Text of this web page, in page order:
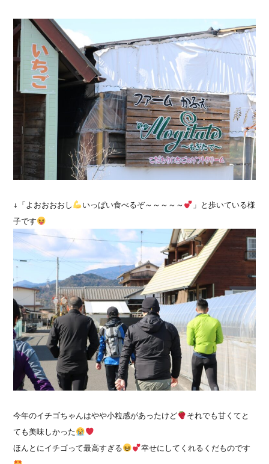
↓「よおおおおし いっぱい食べるぞ～～～～～
」と歩いている様
子です
今年のイチゴちゃんはやや小粒感があったけど
それでも甘くてと
ても美味しかった
ほんとにイチゴって最高すぎる
幸せにしてくれるくだものです